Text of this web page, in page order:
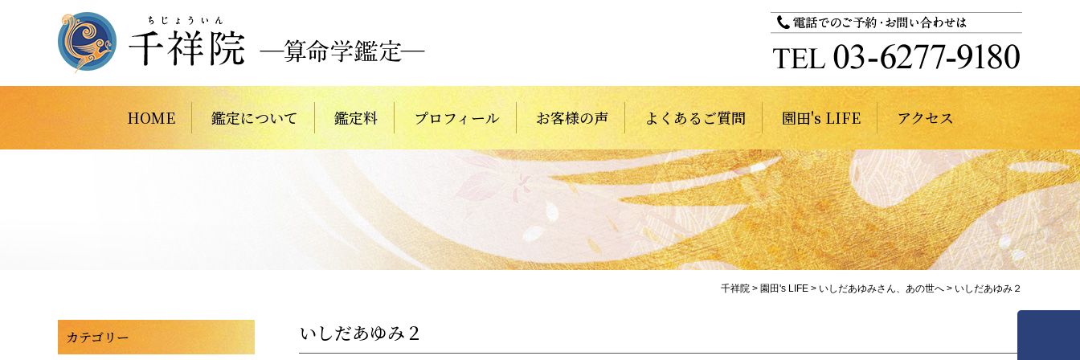
HOME 鑑定について 鑑定料 プロフィール お客様の声 よくあるご質問 園田's LIFE アクセス
千祥院 > 園田's LIFE > いしだあゆみさん、あの世へ > いしだあゆみ２
いしだあゆみ２
カテゴリー